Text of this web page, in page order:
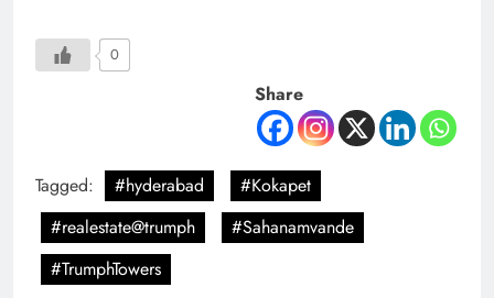
0
Share
Tagged: #hyderabad
#Kokapet
#realestate@trumph
#Sahanamvande
#TrumphTowers